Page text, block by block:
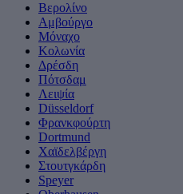
Βερολίνο
Αμβούργο
Μόναχο
Κολωνία
Δρέσδη
Πότσδαμ
Λειψία
Düsseldorf
Φρανκφούρτη
Dortmund
Χαϊδελβέργη
Στουτγκάρδη
Speyer